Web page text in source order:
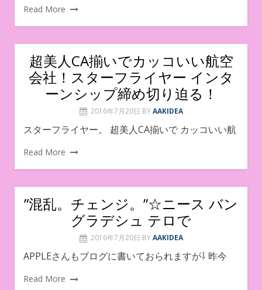
Read More
超美人CA揃いでカッコいい航空
会社！スターフライヤー インタ
ーンシップ締め切り迫る！
2016年7月20日 BY AAKIDEA
スターフライヤー。 超美人CA揃いで カッコいい航
Read More
”混乱。チェンジ。”☆ニース バン
グラデシュ テロで
2016年7月20日 BY AAKIDEA
APPLEさんもブログに書いておられますが⇩ 昨今
Read More